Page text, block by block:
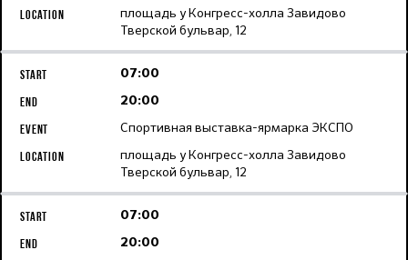
площадь у Конгресс-холла Завидово
Тверской бульвар, 12
07:00
20:00
Спортивная выставка-ярмарка ЭКСПО
площадь у Конгресс-холла Завидово
Тверской бульвар, 12
07:00
20:00